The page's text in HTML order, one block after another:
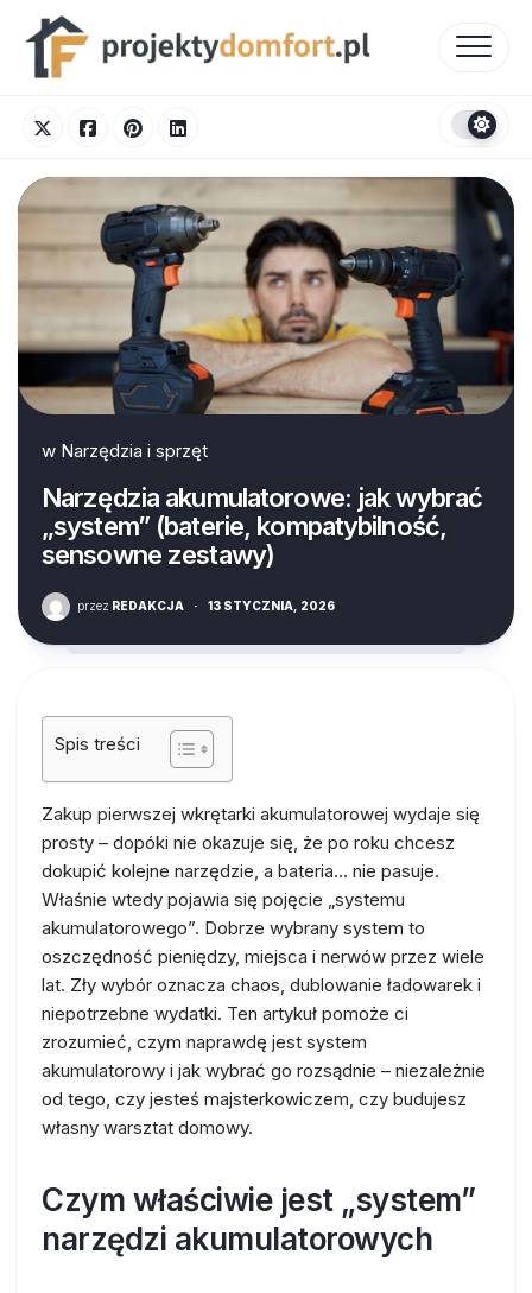
content
w Narzędzia i sprzęt
Narzędzia akumulatorowe: jak wybrać
„system” (baterie, kompatybilność,
sensowne zestawy)
przez REDAKCJA · 13 STYCZNIA, 2026
Spis treści
Zakup pierwszej wkrętarki akumulatorowej wydaje się
prosty – dopóki nie okazuje się, że po roku chcesz
dokupić kolejne narzędzie, a bateria… nie pasuje.
Właśnie wtedy pojawia się pojęcie „systemu
akumulatorowego”. Dobrze wybrany system to
oszczędność pieniędzy, miejsca i nerwów przez wiele
lat. Zły wybór oznacza chaos, dublowanie ładowarek i
niepotrzebne wydatki. Ten artykuł pomoże ci
zrozumieć, czym naprawdę jest system
akumulatorowy i jak wybrać go rozsądnie – niezależnie
od tego, czy jesteś majsterkowiczem, czy budujesz
własny warsztat domowy.
Czym właściwie jest „system”
narzędzi akumulatorowych